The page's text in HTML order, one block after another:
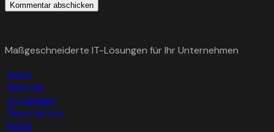
Maßgeschneiderte IT-Lösungen für Ihr Unternehmen
Home
Services
Impressum
Datenschutz
AGB´s